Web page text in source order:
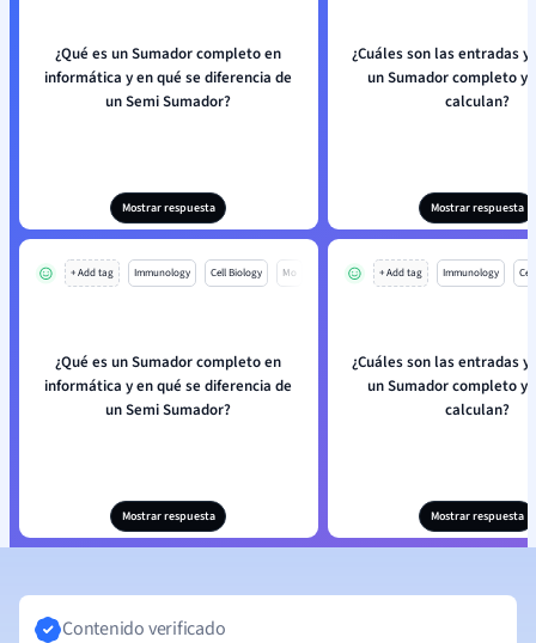
¿Qué es un Sumador completo en
informática y en qué se diferencia de
un Semi Sumador?
Mostrar respuesta
¿Cuáles son las entradas y
un Sumador completo y
calculan?
Mostrar respuesta
+ Add tag Immunology Cell Biology Mo
¿Qué es un Sumador completo en
informática y en qué se diferencia de
un Semi Sumador?
Mostrar respuesta
+ Add tag Immunology
¿Cuáles son las entradas y
un Sumador completo y
calculan?
Mostrar respuesta
Contenido verificado